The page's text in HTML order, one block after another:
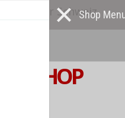
in der Schweiz